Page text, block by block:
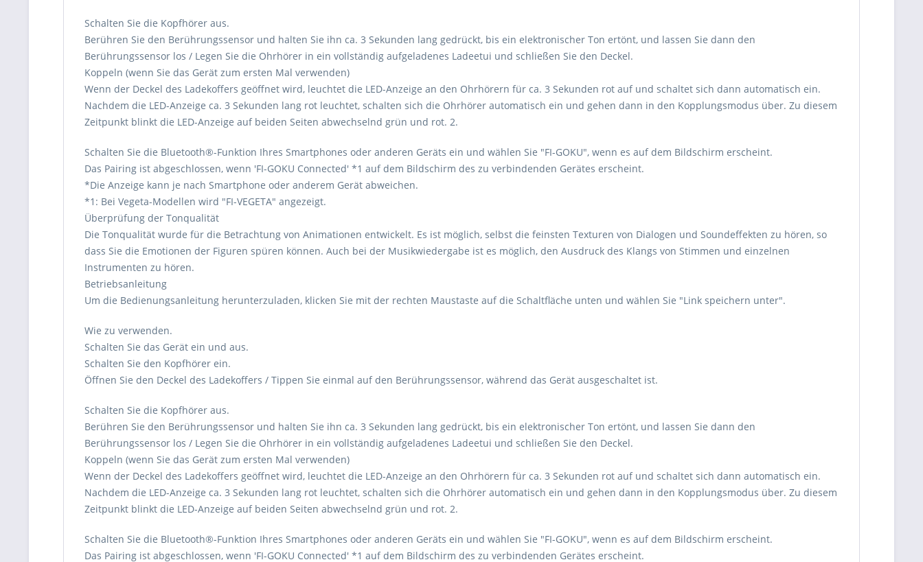
Schalten Sie die Kopfhörer aus.
Berühren Sie den Berührungssensor und halten Sie ihn ca. 3 Sekunden lang gedrückt, bis ein elektronischer Ton ertönt, und lassen Sie dann den
Berührungssensor los / Legen Sie die Ohrhörer in ein vollständig aufgeladenes Ladeetui und schließen Sie den Deckel.
Koppeln (wenn Sie das Gerät zum ersten Mal verwenden)
Wenn der Deckel des Ladekoffers geöffnet wird, leuchtet die LED-Anzeige an den Ohrhörern für ca. 3 Sekunden rot auf und schaltet sich dann automatisch ein.
Nachdem die LED-Anzeige ca. 3 Sekunden lang rot leuchtet, schalten sich die Ohrhörer automatisch ein und gehen dann in den Kopplungsmodus über. Zu diesem
Zeitpunkt blinkt die LED-Anzeige auf beiden Seiten abwechselnd grün und rot. 2.
Schalten Sie die Bluetooth®︎-Funktion Ihres Smartphones oder anderen Geräts ein und wählen Sie "FI-GOKU", wenn es auf dem Bildschirm erscheint.
Das Pairing ist abgeschlossen, wenn 'FI-GOKU Connected' *1 auf dem Bildschirm des zu verbindenden Gerätes erscheint.
*Die Anzeige kann je nach Smartphone oder anderem Gerät abweichen.
*1: Bei Vegeta-Modellen wird "FI-VEGETA" angezeigt.
Überprüfung der Tonqualität
Die Tonqualität wurde für die Betrachtung von Animationen entwickelt. Es ist möglich, selbst die feinsten Texturen von Dialogen und Soundeffekten zu hören, so
dass Sie die Emotionen der Figuren spüren können. Auch bei der Musikwiedergabe ist es möglich, den Ausdruck des Klangs von Stimmen und einzelnen
Instrumenten zu hören.
Betriebsanleitung
Um die Bedienungsanleitung herunterzuladen, klicken Sie mit der rechten Maustaste auf die Schaltfläche unten und wählen Sie "Link speichern unter".
Wie zu verwenden.
Schalten Sie das Gerät ein und aus.
Schalten Sie den Kopfhörer ein.
Öffnen Sie den Deckel des Ladekoffers / Tippen Sie einmal auf den Berührungssensor, während das Gerät ausgeschaltet ist.
Schalten Sie die Kopfhörer aus.
Berühren Sie den Berührungssensor und halten Sie ihn ca. 3 Sekunden lang gedrückt, bis ein elektronischer Ton ertönt, und lassen Sie dann den
Berührungssensor los / Legen Sie die Ohrhörer in ein vollständig aufgeladenes Ladeetui und schließen Sie den Deckel.
Koppeln (wenn Sie das Gerät zum ersten Mal verwenden)
Wenn der Deckel des Ladekoffers geöffnet wird, leuchtet die LED-Anzeige an den Ohrhörern für ca. 3 Sekunden rot auf und schaltet sich dann automatisch ein.
Nachdem die LED-Anzeige ca. 3 Sekunden lang rot leuchtet, schalten sich die Ohrhörer automatisch ein und gehen dann in den Kopplungsmodus über. Zu diesem
Zeitpunkt blinkt die LED-Anzeige auf beiden Seiten abwechselnd grün und rot. 2.
Schalten Sie die Bluetooth®︎-Funktion Ihres Smartphones oder anderen Geräts ein und wählen Sie "FI-GOKU", wenn es auf dem Bildschirm erscheint.
Das Pairing ist abgeschlossen, wenn 'FI-GOKU Connected' *1 auf dem Bildschirm des zu verbindenden Gerätes erscheint.